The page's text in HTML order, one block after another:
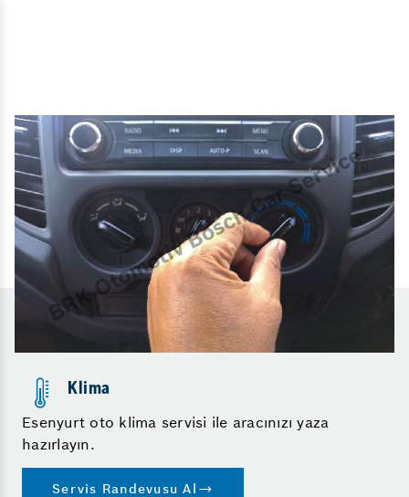
Klima
Esenyurt oto klima servisi ile aracınızı yaza
hazırlayın.
Servis Randevusu Al